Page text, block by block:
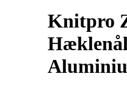
Knitpro